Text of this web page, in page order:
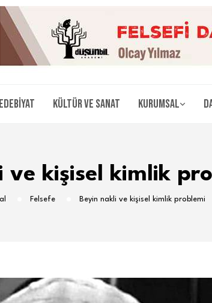
Edebiyat Kültür ve Sanat Kurumsal
ve kişisel kimlik
Felsefe Beyin nakli ve kişisel kimlik problemi